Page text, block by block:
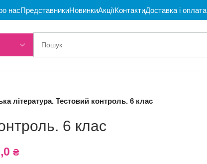
насПредставникиНовинкиАкціїКонтактиДоставка і оплата
література. Тестовий контроль. 6 клас
6 клас
₴